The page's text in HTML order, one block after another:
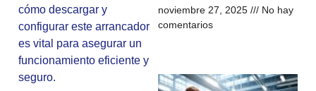
cómo descargar y
configurar este arrancador
es vital para asegurar un
funcionamiento eficiente y
seguro.
noviembre 27, 2025
No hay
comentarios